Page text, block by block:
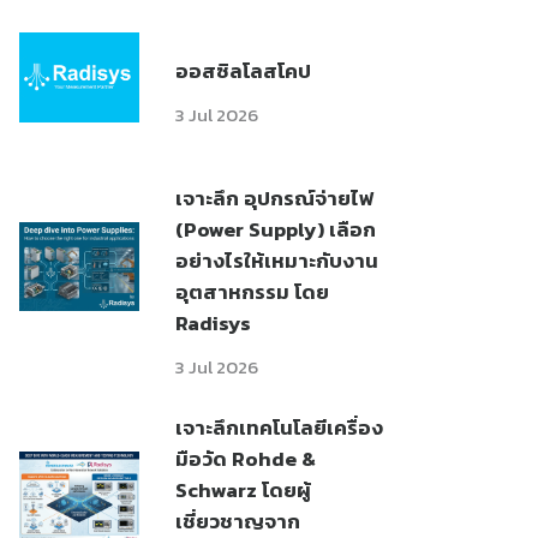
ออสซิลโลสโคป
3 Jul 2026
เจาะลึก อุปกรณ์จ่ายไฟ
(Power Supply) เลือก
อย่างไรให้เหมาะกับงาน
อุตสาหกรรม โดย
Radisys
3 Jul 2026
เจาะลึกเทคโนโลยีเครื่อง
มือวัด Rohde &
Schwarz โดยผู้
เชี่ยวชาญจาก